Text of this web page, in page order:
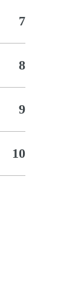
7
8
9
10